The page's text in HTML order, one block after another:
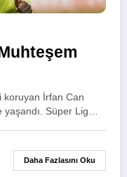
koruyan İrfan Can
Süper Lig…
Daha Fazlasını Oku